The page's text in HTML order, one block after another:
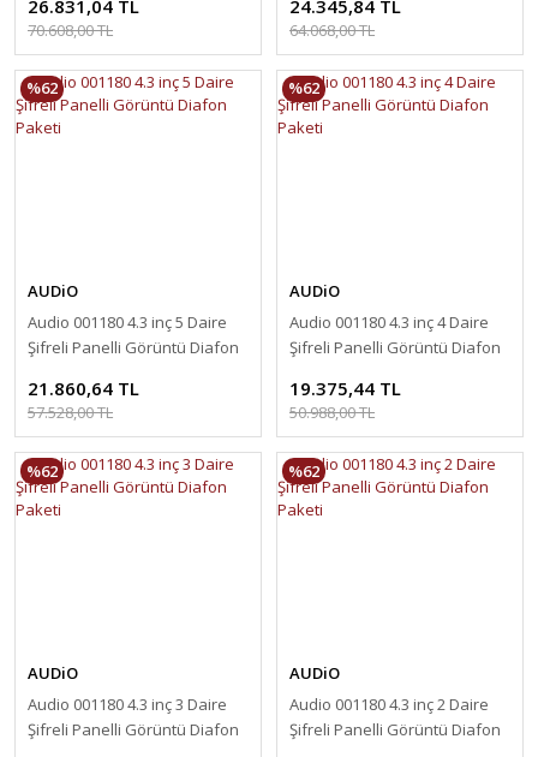
26.831,04 TL
70.608,00 TL
24.345,84 TL
64.068,00 TL
%62
AUDiO
Audio 001180 4.3 inç 5 Daire
Şifreli Panelli Görüntü Diafon
21.860,64 TL
57.528,00 TL
%62
AUDiO
Audio 001180 4.3 inç 4 Daire
Şifreli Panelli Görüntü Diafon
19.375,44 TL
50.988,00 TL
%62
AUDiO
Audio 001180 4.3 inç 3 Daire
Şifreli Panelli Görüntü Diafon
%62
AUDiO
Audio 001180 4.3 inç 2 Daire
Şifreli Panelli Görüntü Diafon